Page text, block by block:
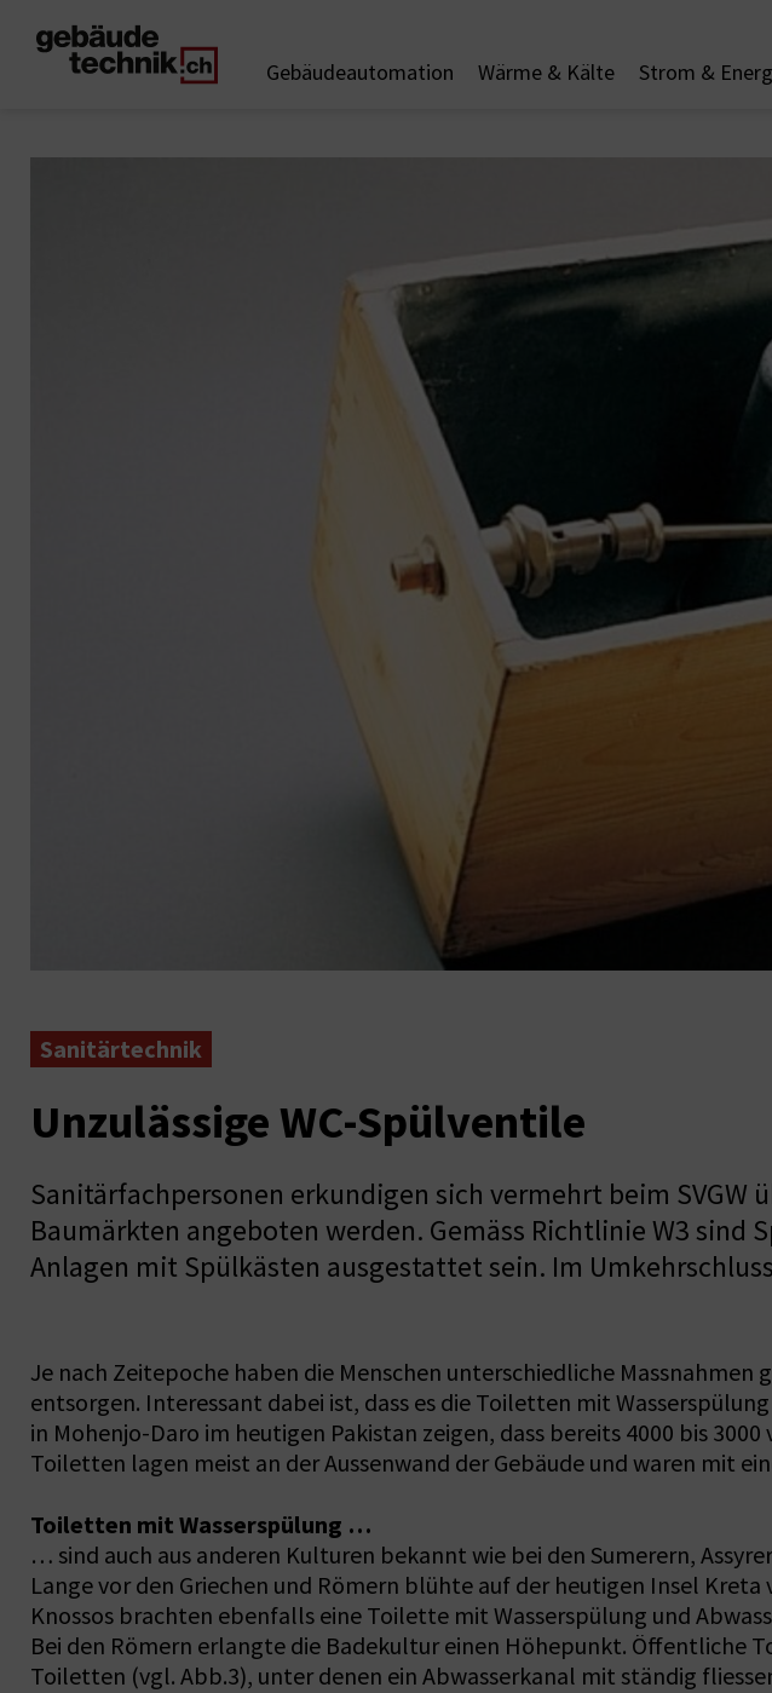
Gebäudeautomation
Wärme & Kälte Strom &
Sanitärtechnik
Unzulässige WC-Spülventile
Sanitärfachpersonen erkundigen sich vermehrt beim SVGW
Baumärkten angeboten werden. Gemäss Richtlinie W3 sind
Anlagen mit Spülkästen ausgestattet sein. Im
Je nach Zeitepoche haben die Menschen unterschiedliche
entsorgen. Interessant dabei ist, dass es die Toiletten mit
in Mohenjo-Daro im heutigen Pakistan zeigen, dass bereits 4000 bis
Toiletten lagen meist an der Aussenwand der Gebäude und waren mit
Toiletten mit Wasserspülung …
… sind auch aus anderen Kulturen bekannt wie bei den Sumerern,
Lange vor den Griechen und Römern blühte auf der heutigen Insel
Knossos brachten ebenfalls eine Toilette mit Wasserspülung und
Bei den Römern erlangte die Badekultur einen Höhepunkt. Öffentliche
Toiletten (vgl. Abb.3), unter denen ein Abwasserkanal mit ständig